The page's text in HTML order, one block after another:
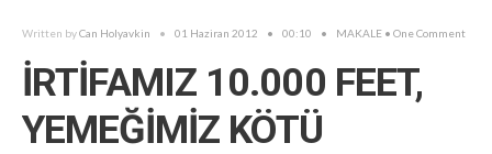
Written byCan Holyavkin • 01 Haziran 2012 • 00:10 • MAKALE • One Comment
İRTİFAMIZ 10.000 FEET,
YEMEĞİMİZ KÖTÜ